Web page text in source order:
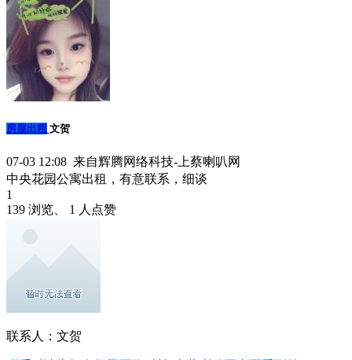
房屋出租 文贺
07-03 12:08 来自辉腾网络科技-上蔡喇叭网
中央花园公寓出租，有意联系，细谈
1
139 浏览、 1 人点赞
联系人：文贺